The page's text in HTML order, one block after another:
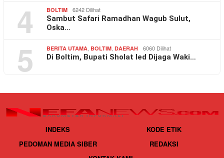
4 BOLTIM 6242 Dilihat
Sambut Safari Ramadhan Wagub Sulut,
Oska…
5 BERITA UTAMA BOLTIM DAERAH 6060 Dilihat
Di Boltim, Bupati Sholat Ied Dijaga Waki…
INDEKS
KODE ETIK
PEDOMAN MEDIA SIBER
REDAKSI